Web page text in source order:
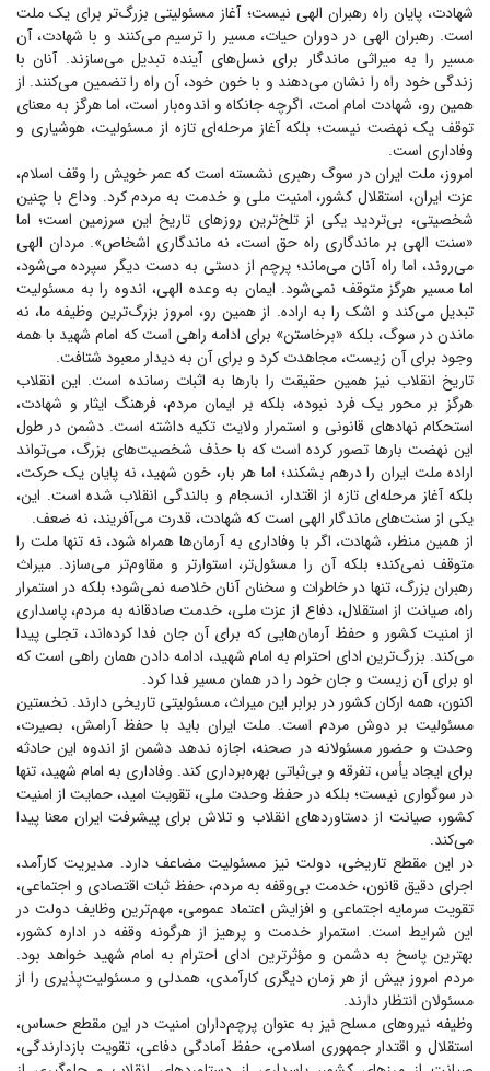
شهادت، پایان راه رهبران الهی نیست؛ آغاز مسئولیتی بزرگ‌تر برای یک ملت
است. رهبران الهی در دوران حیات، مسیر را ترسیم می‌کنند و با شهادت، آن
مسیر را به میراثی ماندگار برای نسل‌های آینده تبدیل می‌سازند. آنان با
زندگی خود راه را نشان می‌دهند و با خون خود، آن راه را تضمین می‌کنند. از
همین رو، شهادت امام امت، اگرچه جانکاه و اندوه‌بار است، اما هرگز به معنای
توقف یک نهضت نیست؛ بلکه آغاز مرحله‌ای تازه از مسئولیت، هوشیاری و
وفاداری است.
امروز، ملت ایران در سوگ رهبری نشسته است که عمر خویش را وقف اسلام،
عزت ایران، استقلال کشور، امنیت ملی و خدمت به مردم کرد. وداع با چنین
شخصیتی، بی‌تردید یکی از تلخ‌ترین روز‌های تاریخ این سرزمین است؛ اما
«سنت الهی بر ماندگاری راه حق است، نه ماندگاری اشخاص». مردان الهی
می‌روند، اما راه آنان می‌ماند؛ پرچم از دستی به دست دیگر سپرده می‌شود،
اما مسیر هرگز متوقف نمی‌شود. ایمان به وعده الهی، اندوه را به مسئولیت
تبدیل می‌کند و اشک را به اراده. از همین رو، امروز بزرگ‌ترین وظیفه ما، نه
ماندن در سوگ، بلکه «برخاستن» برای ادامه راهی است که امام شهید با همه
وجود برای آن زیست، مجاهدت کرد و برای آن به دیدار معبود شتافت.
تاریخ انقلاب نیز همین حقیقت را بار‌ها به اثبات رسانده است. این انقلاب
هرگز بر محور یک فرد نبوده، بلکه بر ایمان مردم، فرهنگ ایثار و شهادت،
استحکام نهاد‌های قانونی و استمرار ولایت تکیه داشته است. دشمن در طول
این نهضت بار‌ها تصور کرده است که با حذف شخصیت‌های بزرگ، می‌تواند
اراده ملت ایران را درهم بشکند؛ اما هر بار، خون شهید، نه پایان یک حرکت،
بلکه آغاز مرحله‌ای تازه از اقتدار، انسجام و بالندگی انقلاب شده است. این،
یکی از سنت‌های ماندگار الهی است که شهادت، قدرت می‌آفریند، نه ضعف.
از همین منظر، شهادت، اگر با وفاداری به آرمان‌ها همراه شود، نه تنها ملت را
متوقف نمی‌کند؛ بلکه آن را مسئول‌تر، استوارتر و مقاوم‌تر می‌سازد. میراث
رهبران بزرگ، تنها در خاطرات و سخنان آنان خلاصه نمی‌شود؛ بلکه در استمرار
راه، صیانت از استقلال، دفاع از عزت ملی، خدمت صادقانه به مردم، پاسداری
از امنیت کشور و حفظ آرمان‌هایی که برای آن جان فدا کرده‌اند، تجلی پیدا
می‌کند. بزرگ‌ترین ادای احترام به امام شهید، ادامه دادن همان راهی است که
او برای آن زیست و جان خود را در همان مسیر فدا کرد.
اکنون، همه ارکان کشور در برابر این میراث، مسئولیتی تاریخی دارند. نخستین
مسئولیت بر دوش مردم است. ملت ایران باید با حفظ آرامش، بصیرت،
وحدت و حضور مسئولانه در صحنه، اجازه ندهد دشمن از اندوه این حادثه
برای ایجاد یأس، تفرقه و بی‌ثباتی بهره‌برداری کند. وفاداری به امام شهید، تنها
در سوگواری نیست؛ بلکه در حفظ وحدت ملی، تقویت امید، حمایت از امنیت
کشور، صیانت از دستاورد‌های انقلاب و تلاش برای پیشرفت ایران معنا پیدا
می‌کند.
در این مقطع تاریخی، دولت نیز مسئولیت مضاعف دارد. مدیریت کارآمد،
اجرای دقیق قانون، خدمت بی‌وقفه به مردم، حفظ ثبات اقتصادی و اجتماعی،
تقویت سرمایه اجتماعی و افزایش اعتماد عمومی، مهم‌ترین وظایف دولت در
این شرایط است. استمرار خدمت و پرهیز از هرگونه وقفه در اداره کشور،
بهترین پاسخ به دشمن و مؤثرترین ادای احترام به امام شهید خواهد بود.
مردم امروز بیش از هر زمان دیگری کارآمدی، همدلی و مسئولیت‌پذیری را از
مسئولان انتظار دارند.
وظیفه نیرو‌های مسلح نیز به عنوان پرچم‌داران امنیت در این مقطع حساس،
استقلال و اقتدار جمهوری اسلامی، حفظ آمادگی دفاعی، تقویت بازدارندگی،